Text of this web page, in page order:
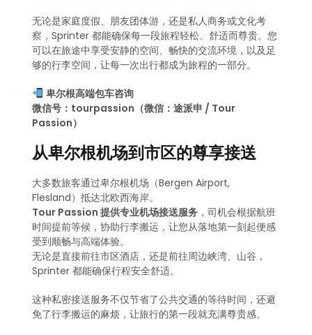
无论是家庭度假、朋友团体游，还是私人商务或文化考
察，Sprinter 都能确保每一段旅程轻松、舒适而尊贵。您
可以在旅途中享受安静的空间、畅快的交流环境，以及足
够的行李空间，让每一次出行都成为旅程的一部分。
卑尔根高端包车咨询
微信号：tourpassion（微信：途派申 / Tour
Passion）
从卑尔根机场到市区的尊享接送
大多数旅客通过卑尔根机场（Bergen Airport,
Flesland）抵达北欧西海岸。
Tour Passion 提供专业机场接送服务 ，司机会根据航班
时间提前等候，协助行李搬运，让您从落地第一刻起便感
受到顺畅与高端体验。
无论是直接前往市区酒店，还是前往周边峡湾、山谷，
Sprinter 都能确保行程安全舒适。
这种私密接送服务不仅节省了公共交通的等待时间，还避
免了行李搬运的麻烦，让旅行的第一段就充满尊贵感。